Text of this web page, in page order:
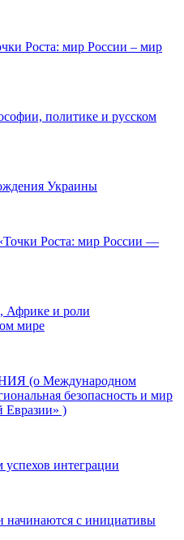
Роста: мир России – мир
политике и русском
Украины
Роста: мир России —
Африке и роли
мире
(о Международном
безопасность и мир
Евразии» )
интеграции
начинаются с инициативы